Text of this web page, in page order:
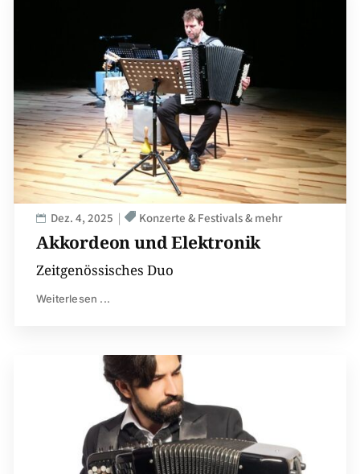
Akkordeon und Elektronik
Dez. 4, 2025 Konzerte & Festivals & mehr
Zeitgenössisches Duo
Weiterlesen ...